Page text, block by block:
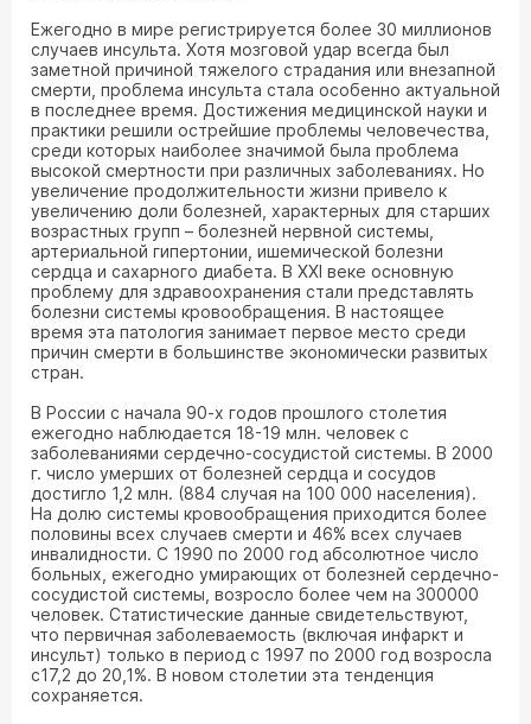
Ежегодно в мире регистрируется более 30 миллионов
случаев инсульта. Хотя мозговой удар всегда был
заметной причиной тяжелого страдания или внезапной
смерти, проблема инсульта стала особенно актуальной
в последнее время. Достижения медицинской науки и
практики решили острейшие проблемы человечества,
среди которых наиболее значимой была проблема
высокой смертности при различных заболеваниях. Но
увеличение продолжительности жизни привело к
увеличению доли болезней, характерных для старших
возрастных групп – болезней нервной системы,
артериальной гипертонии, ишемической болезни
сердца и сахарного диабета. В ХХI веке основную
проблему для здравоохранения стали представлять
болезни системы кровообращения. В настоящее
время эта патология занимает первое место среди
причин смерти в большинстве экономически развитых
стран.
В России с начала 90-х годов прошлого столетия
ежегодно наблюдается 18-19 млн. человек с
заболеваниями сердечно-сосудистой системы. В 2000
г. число умерших от болезней сердца и сосудов
достигло 1,2 млн. (884 случая на 100 000 населения).
На долю системы кровообращения приходится более
половины всех случаев смерти и 46% всех случаев
инвалидности. С 1990 по 2000 год абсолютное число
больных, ежегодно умирающих от болезней сердечно-
сосудистой системы, возросло более чем на 300000
человек. Статистические данные свидетельствуют,
что первичная заболеваемость (включая инфаркт и
инсульт) только в период с 1997 по 2000 год возросла
с17,2 до 20,1%. В новом столетии эта тенденция
сохраняется.